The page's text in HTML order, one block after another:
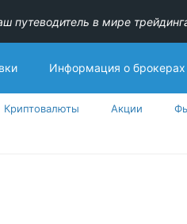
путеводитель в мире
Информация о брокерах
Криптовалюты Акции